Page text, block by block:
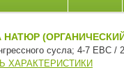
НАТЮР
сусла; 4-7 EBC /
ХАРАКТЕРИСТИКИ